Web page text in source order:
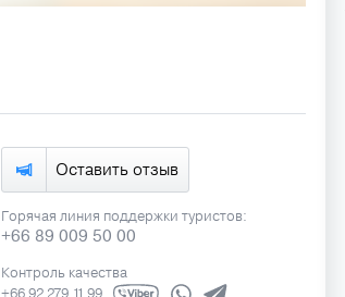
Оставить отзыв
Горячая линия поддержки туристов:
+66 89 009 50 00
Контроль качества